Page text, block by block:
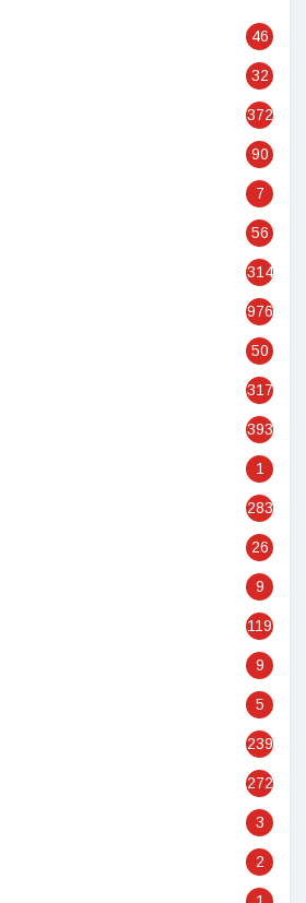
46
32
372
90
7
56
314
976
50
317
393
1
283
26
9
119
9
5
239
272
3
2